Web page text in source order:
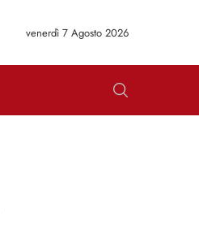
venerdì 7 Agosto 2026